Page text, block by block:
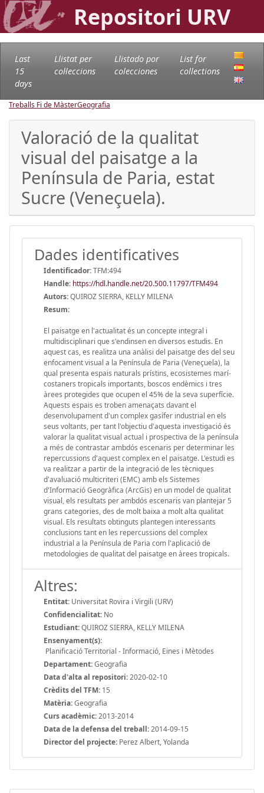
Repositori URV
Last
15
days
Llistat per
col·leccions
Llistado por
colecciones
List for
collections
Treballs Fi de MàsterGeografia
Valoració de la qualitat
visual del paisatge a la
Península de Paria, estat
Sucre (Veneçuela).
Dades identificatives
Identificador:TFM:494
Handle: https://hdl.handle.net/20.500.11797/TFM494
Autors:QUIROZ SIERRA, KELLY MILENA
Resum:
El paisatge en l'actualitat és un concepte integral i
multidisciplinari que s'endinsen en diversos estudis. En
aquest cas, es realitza una anàlisi del paisatge des del seu
enfocament visual a la Península de Paria (Veneçuela), la
qual presenta espais naturals prístins, ecosistemes marí-
costaners tropicals importants, boscos endèmics i tres
àrees protegides que ocupen el 45% de la seva superfície.
Aquests espais es troben amenaçats davant el
desenvolupament d'un complex gasífer industrial en els
seus voltants, per tant l'objectiu d'aquesta investigació és
valorar la qualitat visual actual i prospectiva de la península
a més de contrastar ambdós escenaris per determinar les
repercussions d'aquest complex en el paisatge. L'estudi es
va realitzar a partir de la integració de les tècniques
d'avaluació multicriteri (EMC) amb els Sistemes
d'Informació Geogràfica (ArcGis) en un model de qualitat
visual, els resultats per ambdós escenaris van plantejar 5
grans categories, des de molt baixa a molt alta qualitat
visual. Els resultats obtinguts plantegen interessants
conclusions tant en les repercussions del complex
industrial a la Península de Paria com l'aplicació de
metodologies de qualitat del paisatge en àrees tropicals.
Altres:
Entitat: Universitat Rovira i Virgili (URV)
Confidencialitat: No
Estudiant:QUIROZ SIERRA, KELLY MILENA
Ensenyament(s):
Planificació Territorial - Informació, Eines i Mètodes
Departament:Geografia
Data d'alta al repositori:2020-02-10
Crèdits del TFM: 15
Matèria:Geografia
Curs acadèmic:2013-2014
Data de la defensa del treball:2014-09-15
Director del projecte: Perez Albert, Yolanda